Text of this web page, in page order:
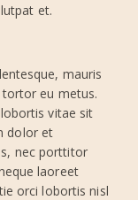
et.
mauris
eu metus.
vitae sit
dolor et
nec porttitor
laoreet
orci lobortis nisl